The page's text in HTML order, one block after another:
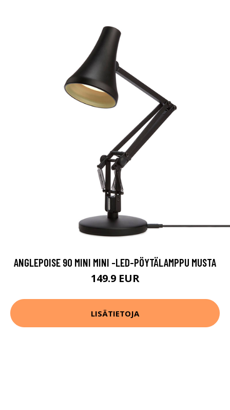
ANGLEPOISE 90 MINI MINI -LED-PÖYTÄLAMPPU MUSTA
149.9 EUR
LISÄTIETOJA